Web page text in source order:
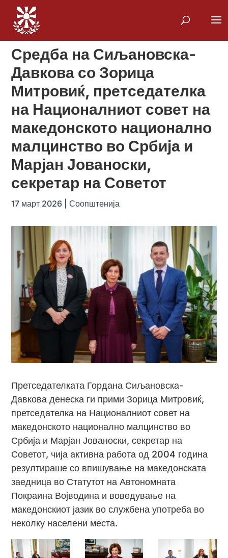
Средба на Сиљановска-
Давкова со Зорица
Митровиќ, претседателка
на Националниот совет на
македонското национално
малцинство во Србија и
Марјан Јованоски,
секретар на Советот
17 март 2026 |Соопштенија
Претседателката Гордана Сиљановска-
Давкова денеска ги прими Зорица Митровиќ,
претседателка на Националниот совет на
македонското национално малцинство во
Србија и Марјан Јованоски, секретар на
Советот, чија активна работа од 2004 година
резултираше со впишување на македонската
заедница во Статутот на Автономната
Покраина Војводина и воведување на
македонскиот јазик во службена употреба во
неколку населени места.